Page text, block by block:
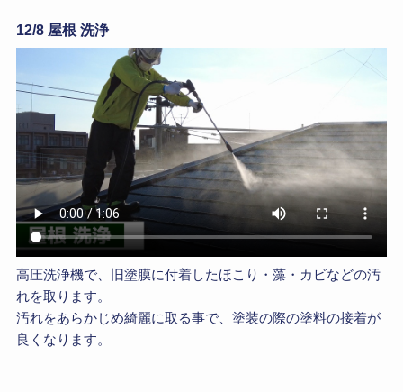
12/8 屋根 洗浄
高圧洗浄機で、旧塗膜に付着したほこり・藻・カビなどの汚
れを取ります。
汚れをあらかじめ綺麗に取る事で、塗装の際の塗料の接着が
良くなります。